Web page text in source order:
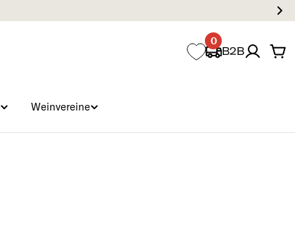
0
B2B
Weinvereine